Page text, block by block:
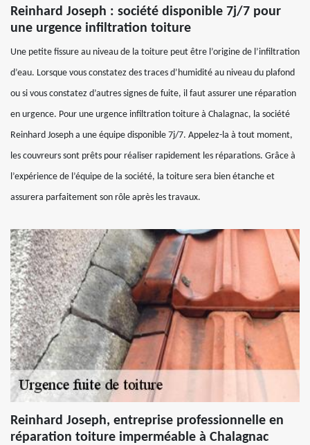
Reinhard Joseph : société disponible 7j/7 pour
une urgence infiltration toiture
Une petite fissure au niveau de la toiture peut être l’origine de l’infiltration
d’eau. Lorsque vous constatez des traces d’humidité au niveau du plafond
ou si vous constatez d’autres signes de fuite, il faut assurer une réparation
en urgence. Pour une urgence infiltration toiture à Chalagnac, la société
Reinhard Joseph a une équipe disponible 7j/7. Appelez-la à tout moment,
les couvreurs sont prêts pour réaliser rapidement les réparations. Grâce à
l’expérience de l’équipe de la société, la toiture sera bien étanche et
assurera parfaitement son rôle après les travaux.
Reinhard Joseph, entreprise professionnelle en
réparation toiture imperméable à Chalagnac